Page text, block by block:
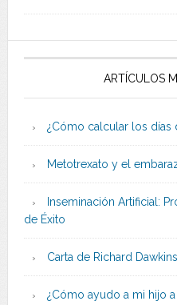
ARTÍCULOS
¿Cómo calcular los días
Metotrexato y el
Inseminación Artificial:
de Éxito
Carta de Richard
¿Cómo ayudo a mi hijo